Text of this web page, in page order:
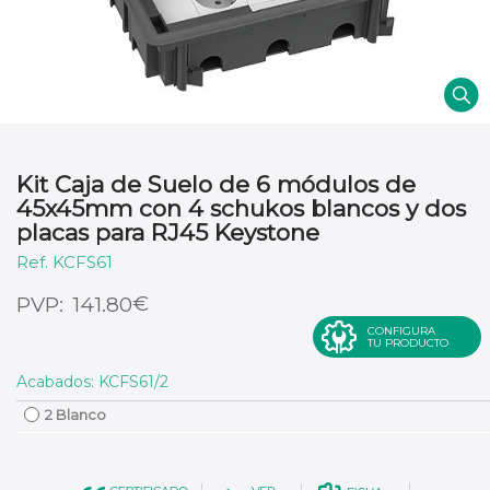
Kit Caja de Suelo de 6 módulos de
45x45mm con 4 schukos blancos y dos
placas para RJ45 Keystone
141.80€
KCFS61
CONFIGURA
TU PRODUCTO
Acabados: KCFS61/2
2 Blanco